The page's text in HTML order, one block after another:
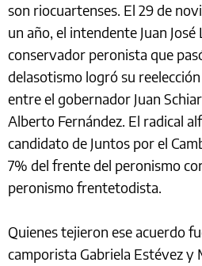
son riocuartenses. El 29 de
un año, el intendente Juan José
conservador peronista que
delasotismo logró su
entre el gobernador Juan
Alberto Fernández. El radical
candidato de Juntos por el
7% del frente del peronismo
peronismo frentetodista.
Quienes tejieron ese acuerdo
camporista Gabriela Estévez y